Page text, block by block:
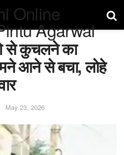
से कुचलने का
आने से बचा, लोहे
May 23, 2026